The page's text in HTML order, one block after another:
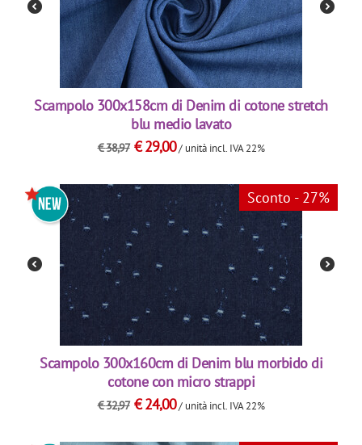
Scampolo 300x158cm di Denim di cotone stretch
blu medio lavato
€38,97 €29,00 / unità incl. IVA 22%
Sconto - 27%
Scampolo 300x160cm di Denim blu morbido di
cotone con micro strappi
€32,97 €24,00 / unità incl. IVA 22%